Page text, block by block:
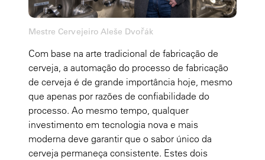
Mestre Cervejeiro Aleše Dvořák
Com base na arte tradicional de fabricação de
cerveja, a automação do processo de fabricação
de cerveja é de grande importância hoje, mesmo
que apenas por razões de confiabilidade do
processo. Ao mesmo tempo, qualquer
investimento em tecnologia nova e mais
moderna deve garantir que o sabor único da
cerveja permaneça consistente. Estes dois